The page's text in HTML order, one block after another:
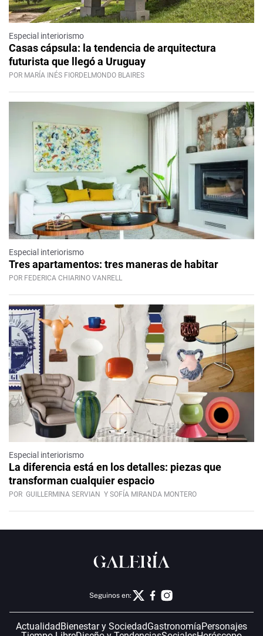
Especial interiorismo
Casas cápsula: la tendencia de arquitectura
futurista que llegó a Uruguay
POR MARÍA INÉS FIORDELMONDO BLAIRES
Especial interiorismo
Tres apartamentos: tres maneras de habitar
POR FEDERICA CHIARINO VANRELL
Especial interiorismo
La diferencia está en los detalles: piezas que
transforman cualquier espacio
POR GUILLERMINA SERVIAN Y SOFÍA MIRANDA MONTERO
Seguinos en:
Actualidad Bienestar y SociedadGastronomíaPersonajes